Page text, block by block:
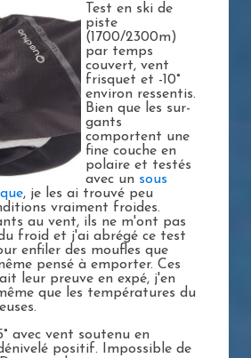
Test en ski de
piste
(1700/2300m)
par temps
couvert, vent
frisquet et -10°
environ ressentis.
Bien que les sur-
gants
comportent une
fine couche en
polaire et testés
avec un sous
, je les ai trouvé peu
vraiment froides.
au vent, ils ne m'ont pas
froid et j'ai abrégé ce test
enfiler des moufles que
pensé à emporter. Ces
leur preuve en expé, j'en
que les températures du
avec vent soutenu en
positif. Impossible de